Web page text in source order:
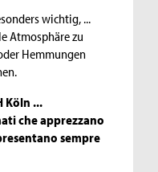
wichtig, ...
Atmosphäre zu
Hemmungen
Köln ...
che apprezzano
sempre